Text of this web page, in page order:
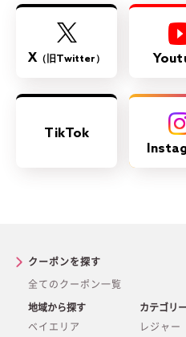
X（旧Twitter）
TikTok
クーポンを探す
全てのクーポン一覧
地域から探す
ベイエリア
カテゴリ
レジャー